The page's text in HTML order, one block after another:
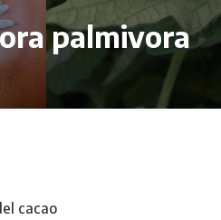
palmivora
cacao